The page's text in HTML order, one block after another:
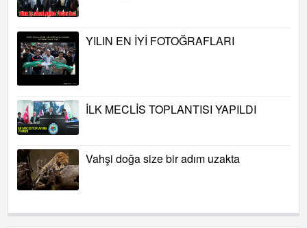
YILIN EN İYİ FOTOĞRAFLARI
İLK MECLİS TOPLANTISI YAPILDI
Vahşi doğa size bir adım uzakta